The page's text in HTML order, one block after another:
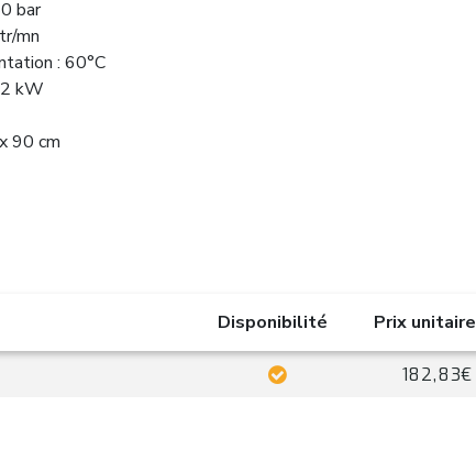
bar
mn
: 60°C
kW
90 cm
et une
Disponibilité Prix unitaire
182,83€